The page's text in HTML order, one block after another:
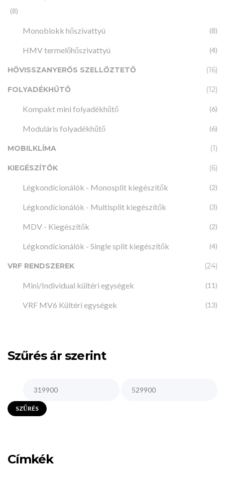
(8)
Monoblokk hőszivattyú (8)
HMV termelőhőszivattyú (4)
HŐVISSZANYERŐS SZELLŐZTETŐ (16)
FOLYADÉKHŰTŐ (12)
Kompakt mini folyadékhűtő (6)
Moduláris folyadékhűtő (6)
MOBILKLÍMA (1)
KIEGÉSZÍTŐK (6)
Légkondícionálók - Monosplit kiegészítők (2)
Légkondícionálók - Multisplit kiegészítők (3)
MDV - Kiegészítők (2)
Légkondícionálók - Single split kiegészítők (4)
VRF RENDSZEREK (24)
Mini/Individual kültéri egységek (11)
VRF MV6 Kültéri egységek (13)
Szűrés ár szerint
SZŰRÉS
Címkék